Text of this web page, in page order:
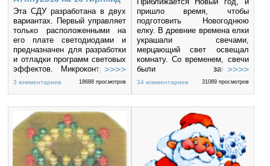
Эта СДУ разработана в двух
вариантах. Первый управляет
только расположенными на
его плате светодиодами и
предназначен для разработки
и отладки программ световых
эффектов. Микроконтроллер
с отлаженной программой
может быть перенесён на
которому можно подключить
16 осветительных приборов,
питающихся от сети 220 В
3 комментариев 18688 просмотров
пришло время, чтобы
подготовить Новогоднюю
елку. В древние времена елки
украшали свечами,
мерцающий свет освещал
комнату. Со временем, свечи
были заменены
электрическими лампами.
Преимущества были
"свечи" светили гораздо
дольше, чем восковые свечи,
да и по пожаробезопасности
электрические лампы
превосходили восковые
34 комментариев 31089 просмотров